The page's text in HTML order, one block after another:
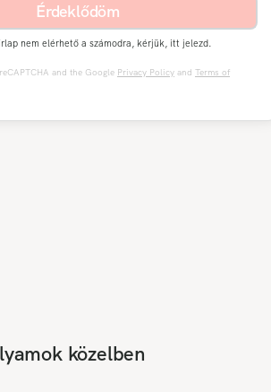
Érdeklődöm
nem elérhető a számodra, kérjük, itt jelezd.
and the Google Privacy Policy and Terms of
közelben